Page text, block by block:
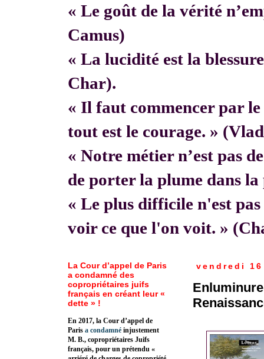
« Le goût de la vérité
Camus)
« La lucidité est la
Char).
« Il faut commencer par le
tout est le courage. »
« Notre métier n’est pas
de porter la plume dans
« Le plus difficile n'est
voir ce que l'on voit. »
vendredi
La Cour d’appel de Paris
a condamné des
copropriétaires juifs
français en créant leur «
dette » !
En 2017, la Cour d’appel de
Paris a condamné injustement
M. B., copropriétaires Juifs
français, pour un prétendu «